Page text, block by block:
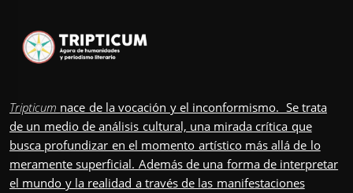
Tripticum nace de la vocación y el inconformismo. Se trata
de un medio de análisis cultural, una mirada crítica que
busca profundizar en el momento artístico más allá de lo
meramente superficial. Además de una forma de interpretar
el mundo y la realidad a través de las manifestaciones